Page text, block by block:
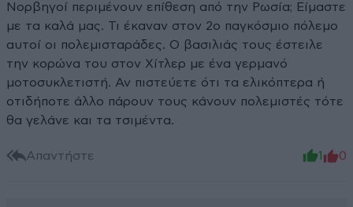
Νορβηγοί περιμένουν επίθεση από την Ρωσία; Είμαστε
με τα καλά μας. Τι έκαναν στον 2ο παγκόσμιο πόλεμο
αυτοί οι πολεμισταράδες. Ο βασιλιάς τους έστειλε
την κορώνα του στον Χίτλερ με ένα γερμανό
μοτοσυκλετιστή. Αν πιστεύετε ότι τα ελικόπτερα ή
οτιδήποτε άλλο πάρουν τους κάνουν πολεμιστές τότε
θα γελάνε και τα τσιμέντα.
Απαντήστε 1 0